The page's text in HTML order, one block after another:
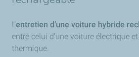
L’entretien d’une voiture hybride
entre celui d’une voiture électrique
thermique.